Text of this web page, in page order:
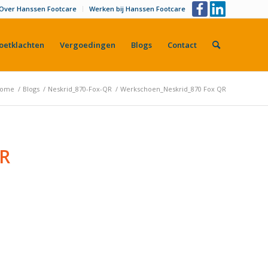
Hanssen Footcare Werken bij Hanssen Footcare
Vergoedingen Blogs Contact
/ Blogs / Neskrid_870-Fox-QR / Werkschoen_Neskrid_870 Fox QR